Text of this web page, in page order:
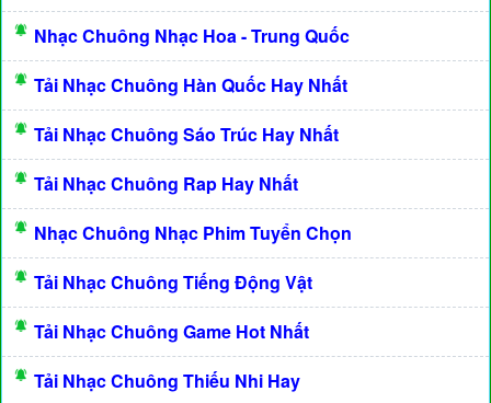
Nhạc Chuông Nhạc Hoa - Trung Quốc
Tải Nhạc Chuông Hàn Quốc Hay Nhất
Tải Nhạc Chuông Sáo Trúc Hay Nhất
Tải Nhạc Chuông Rap Hay Nhất
Nhạc Chuông Nhạc Phim Tuyển Chọn
Tải Nhạc Chuông Tiếng Động Vật
Tải Nhạc Chuông Game Hot Nhất
Tải Nhạc Chuông Thiếu Nhi Hay